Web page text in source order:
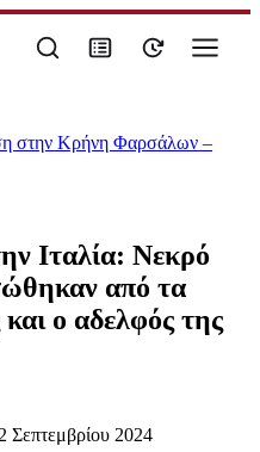
στην Κρήνη Φαρσάλων –
Ιταλία: Νεκρό
από τα
ο αδελφός της
Σεπτεμβρίου 2024